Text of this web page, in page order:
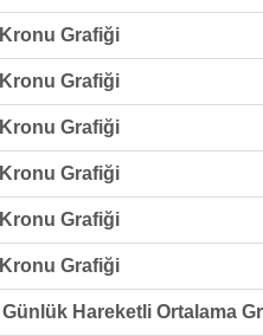
Kronu Grafiği
Kronu Grafiği
Kronu Grafiği
Kronu Grafiği
Kronu Grafiği
Kronu Grafiği
Hareketli Ortalama